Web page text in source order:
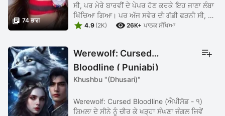
 74 ਭਾਗ
ਸੀ, ਪਰ ਮੇਰੇ ਬਾਰਵੀਂ ਦੇ ਪੇਪਰ ਹੋਣ ਕਰਕੇ ਇਹ ਜਾਣਾ ਲੰਬਾ
ਖਿੱਚਿਆ ਗਿਆ। ਪਰ ਅੱਜ ਸਵੇਰ ਦੀ ਗੱਡੀ ਫੜਨੀ ਸੀ, ਮੈਨੂੰ
ਵੀ ਬੜਾ ਚਾਅ ਸੀ , ਸੁਣਿਆ ਏ ਉੱਥੇ ਜੰਗਲ ਤੇ ਬਹੁਤ ਸਾਰੇ
 4.9 (2K)  26K+ ਪਾਠਕ ਸੰਖਿਆ
Werewolf: Cursed
Bloodline ( Punjabi)
Khushbu "(Dhusari)"
Werewolf: Cursed Bloodline (ਐਪੀਸੋਡ - ੧)
ਸ਼ਿਮਲਾ ਦੇ ਸੀਨੇ ਨੂੰ ਚੀਰ ਕੇ ਖੜ੍ਹਾ ਸੰਘਣਾ ਜੰਗਲ ਜਿਵੇਂ